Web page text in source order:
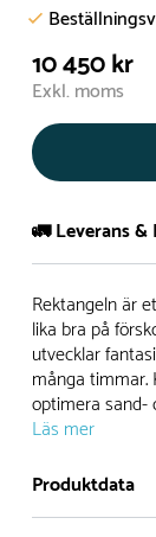
10 450 kr
Exkl. moms
🚛 Leverans
Normalt sätt
Detta gör vi för
som legat på
livslängden på
Däremot har vi
levereras i
gungor, mål,
Rektangeln är
lika bra på
utvecklar
många timmar.
optimera sand-
Läs mer
Produktdata